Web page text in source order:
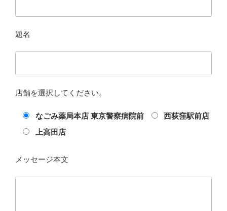
題名
店舗を選択してください。
なごみ薬局本店 東京警察病院前
西荻窪駅前店
上高田店
メッセージ本文